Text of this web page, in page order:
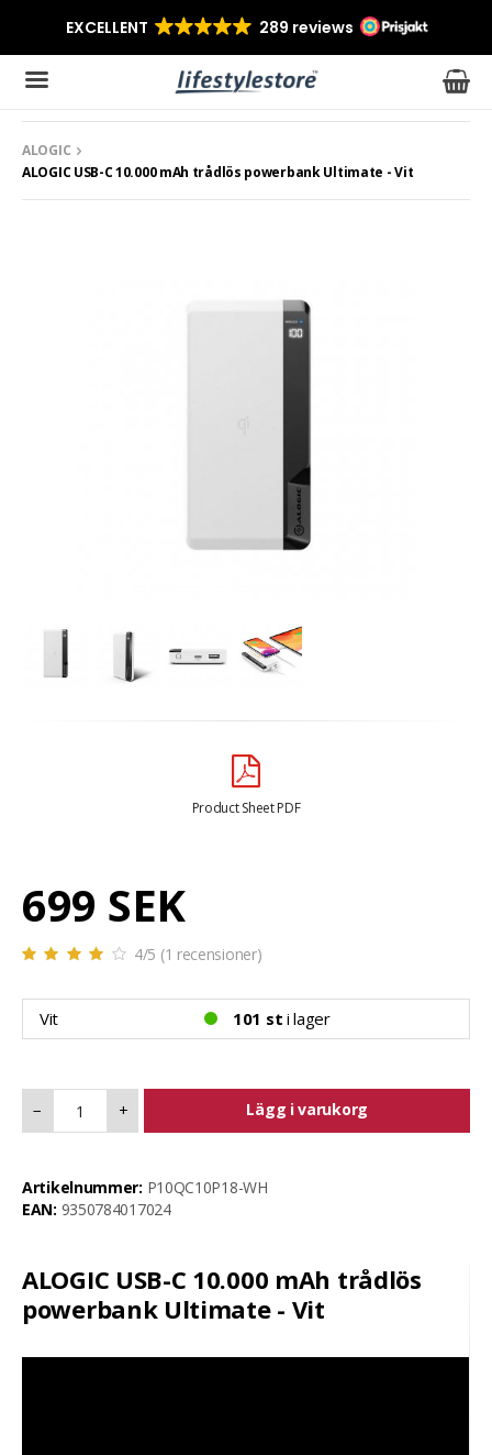
ALOGIC
ALOGIC USB-C 10.000 mAh trådlös powerbank Ultimate - Vit
Product Sheet PDF
ALOGIC USB-C 10.000 mAh trådlös
powerbank Ultimate - Vit
699 SEK
4/5 (1 recensioner)
Vit 101 st i lager
− + Lägg i varukorg
Artikelnummer: P10QC10P18-WH
EAN: 9350784017024